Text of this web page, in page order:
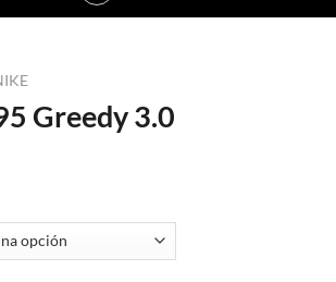
Greedy 3.0